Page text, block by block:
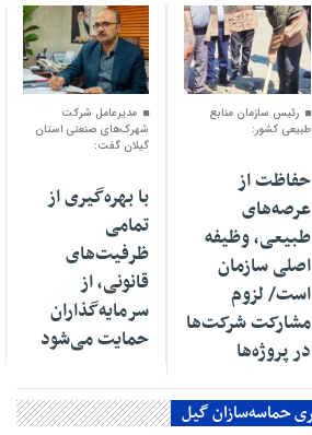
۰۱ اسفند ۱۴۰۴
رئیس سازمان منابع
طبیعی کشور:
حفاظت از
عرصه‌های
طبیعی، وظیفه
اصلی سازمان
است/ لزوم
مشارکت شرکت‌ها
در پروژه‌ها
۳۰ بهمن ۱۴۰۴
مدیرعامل شرکت
شهرک‌های صنعتی استان
گیلان گفت:
با بهره‌گیری از
تمامی
ظرفیت‌های
قانونی، از
سرمایه‌گذاران
حمایت می‌شود